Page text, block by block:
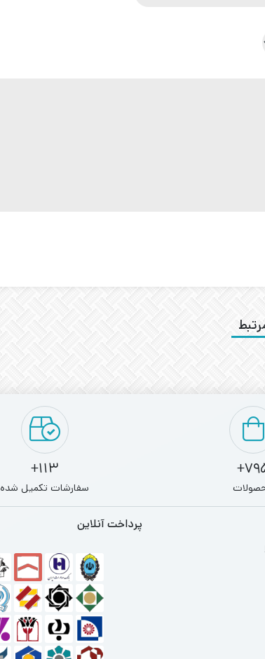
113+
سفارشات تکمیل شده
پرداخت آنلاین